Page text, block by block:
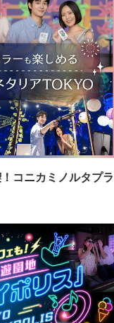
コニカミノルタプラ